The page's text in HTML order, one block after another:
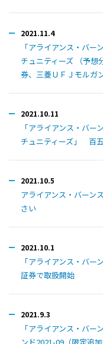
2021.11.4
「アライアンス・バ
チュニティーズ （予
券、三菱ＵＦＪモルガ
2021.10.11
「アライアンス・バ
チュニティーズ」 百
2021.10.5
アライアンス・バーン
さい
2021.10.1
「アライアンス・バ
証券で取扱開始
2021.9.3
「アライアンス・バ